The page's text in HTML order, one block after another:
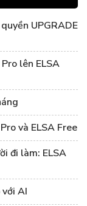
UPGRADE
lên ELSA
và ELSA Free
đi làm: ELSA
AI